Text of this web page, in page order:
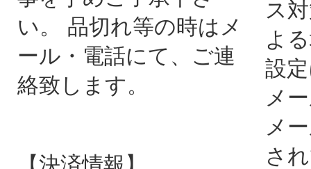
い。 品切れ等の時はメ
ール・電話にて、ご連
絡致します。
ス
よ
設
メ
メ
さ